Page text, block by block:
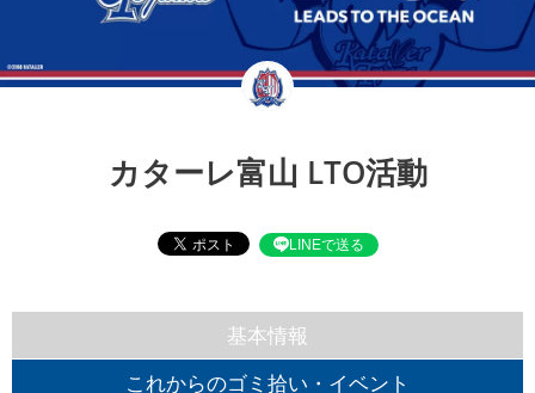
カターレ富山 LTO活動
LINEで送る
基本情報
これからのゴミ拾い・イベント